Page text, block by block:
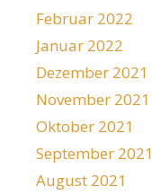
Februar 2022
Januar 2022
Dezember 2021
November 2021
Oktober 2021
September 2021
August 2021